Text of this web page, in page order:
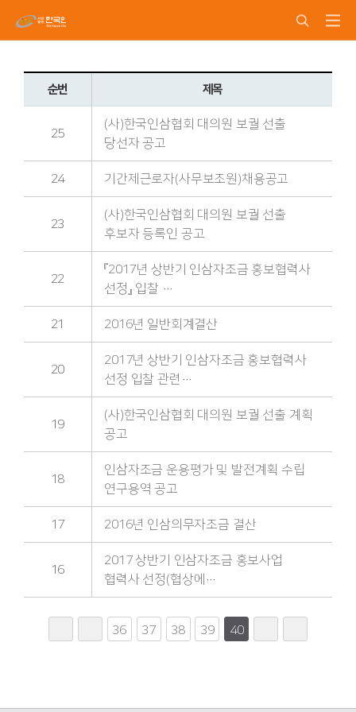
순번 제목
25
(사)한국인삼협회 대의원 보궐 선출
당선자 공고
24 기간제근로자(사무보조원)채용공고
23
(사)한국인삼협회 대의원 보궐 선출
후보자 등록인 공고
22
『2017년 상반기 인삼자조금 홍보협력사
선정』 입찰 …
21 2016년 일반회계결산
20
2017년 상반기 인삼자조금 홍보협력사
선정 입찰 관련…
19
(사)한국인삼협회 대의원 보궐 선출 계획
공고
18
인삼자조금 운용평가 및 발전계획 수립
연구용역 공고
17 2016년 인삼의무자조금 결산
16
2017 상반기 인삼자조금 홍보사업
협력사 선정(협상에…
36 37 38 39 40